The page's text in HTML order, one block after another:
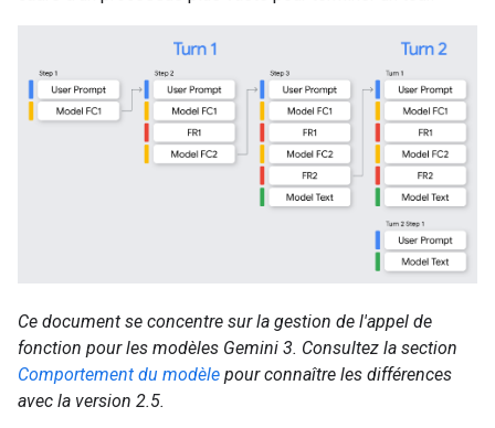
Ce document se concentre sur la gestion de l'appel de
fonction pour les modèles Gemini 3. Consultez la section
Comportement du modèle pour connaître les différences
avec la version 2.5.